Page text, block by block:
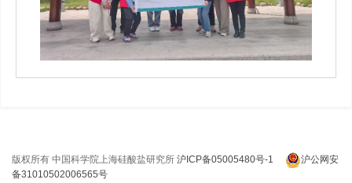
版权所有 中国科学院上海硅酸盐研究所 沪ICP备05005480号-1
沪公网安
备31010502006565号